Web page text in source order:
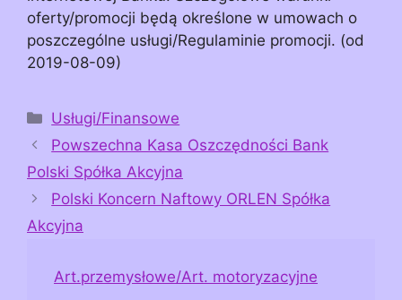
oferty/promocji będą określone w umowach o
poszczególne usługi/Regulaminie promocji. (od
2019-08-09)
Kategorie
Usługi/Finansowe
Powszechna Kasa Oszczędności Bank
Polski Spółka Akcyjna
Polski Koncern Naftowy ORLEN Spółka
Akcyjna
Art.przemysłowe/Art. motoryzacyjne